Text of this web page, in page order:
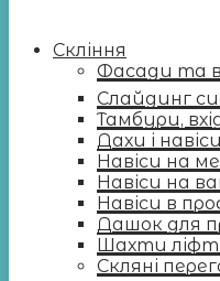
Скління
Фасади та
Слайдинг
Тамбури,
Дахи і навіси
Навіси на
Навіси на
Навіси в
Дашок для
Шахти
Скляні